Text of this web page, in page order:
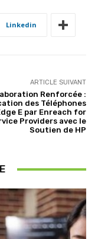
Linkedin
ARTICLE SUIVANT
Renforcée :
des Téléphones
E par Enreach for
Providers avec le
Soutien de HP